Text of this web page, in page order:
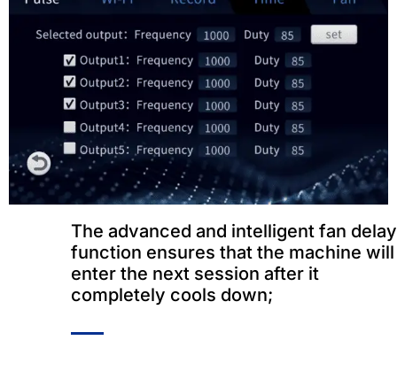
The advanced and intelligent fan delay
function ensures that the machine will
enter the next session after it
completely cools down;